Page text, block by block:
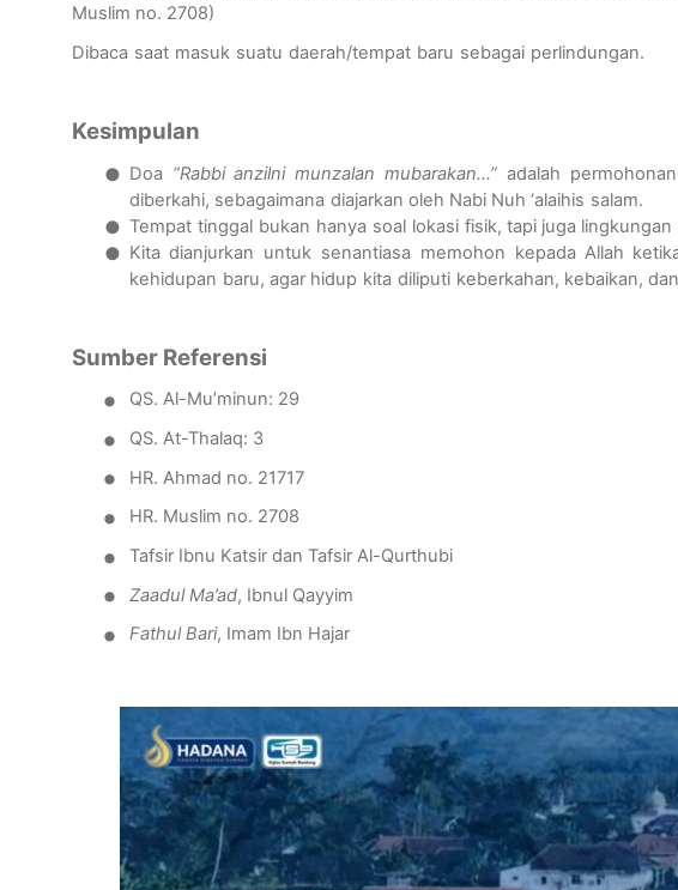
Muslim no. 2708)
Dibaca saat masuk suatu daerah/tempat baru sebagai perlindungan.
Kesimpulan
• Doa “Rabbianzilni munzalan mubarakan…” adalah permohonan
diberkahi, sebagaimana diajarkan oleh Nabi Nuh ‘alaihis salam.
• Tempat tinggal bukan hanya soal lokasi fisik, tapi juga lingkungan
• Kitadianjurkan untuk senantiasa memohon kepada Allah
kehidupan baru, agar hidup kita diliputi keberkahan, kebaikan, dan
Sumber Referensi
• QS. Al-Mu’minun: 29
• QS. At-Thalaq: 3
• HR. Ahmad no. 21717
• HR. Muslim no. 2708
• Tafsir Ibnu Katsir dan Tafsir Al-Qurthubi
• ZaadulMa’ad, Ibnul Qayyim
• FathulBari, Imam Ibn Hajar